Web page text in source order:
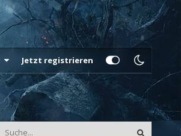
Jetzt registrieren